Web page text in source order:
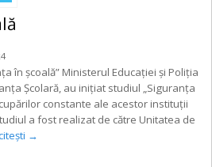
în școală” Ministerul Educației și Poliția
Școlară, au inițiat studiul „Siguranța
constante ale acestor instituții
a fost realizat de către Unitatea de
→